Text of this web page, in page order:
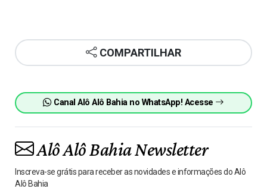
COMPARTILHAR
Canal Alô Alô Bahia no WhatsApp! Acesse
Alô Alô Bahia Newsletter
Inscreva-se grátis para receber as novidades e informações do Alô
Alô Bahia